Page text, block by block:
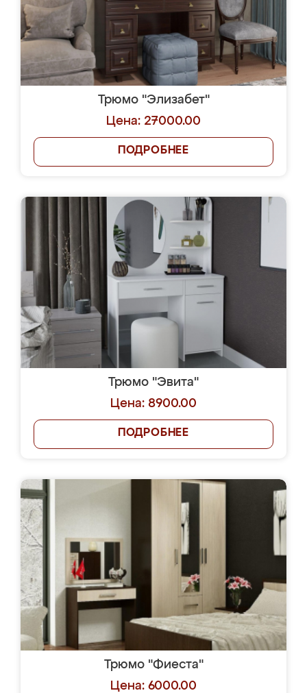
Трюмо "Элизабет"
Цена: 27000.00
ПОДРОБНЕЕ
Трюмо "Эвита"
Цена: 8900.00
ПОДРОБНЕЕ
Трюмо "Фиеста"
Цена: 6000.00